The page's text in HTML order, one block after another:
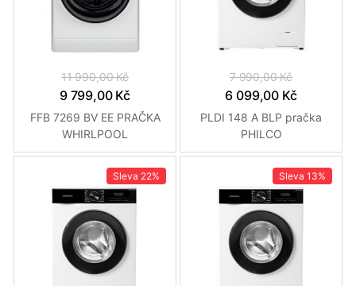
11 990,00 Kč
9 799,00 Kč
FFB 7269 BV EE PRAČKA
WHIRLPOOL
7 990,00 Kč
6 099,00 Kč
PLDI 148 A BLP pračka
PHILCO
Sleva 22% Sleva 13%